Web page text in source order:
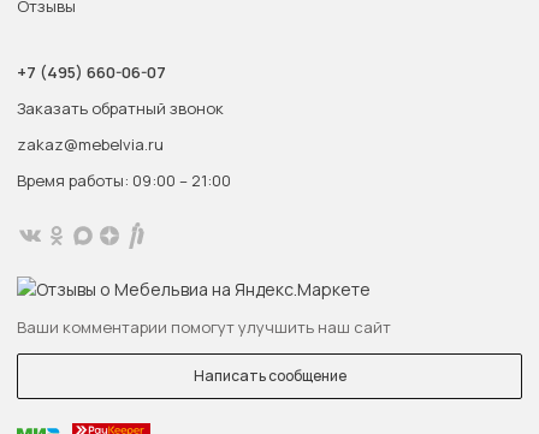
Отзывы
+7 (495) 660-06-07
Заказать обратный звонок
zakaz@mebelvia.ru
Время работы: 09:00 – 21:00
Ваши комментарии помогут улучшить наш сайт
Написать сообщение